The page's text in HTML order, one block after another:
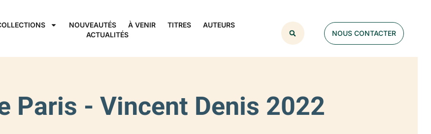
NOUVEAUTÉS À VENIR TITRES
AUTEURS
ACTUALITÉS
NOUS CONTACTER
Paris - Vincent Denis 2022